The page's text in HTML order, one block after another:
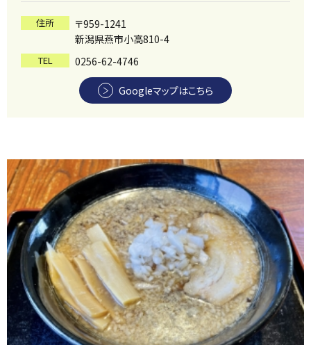
住所
〒959-1241
新潟県燕市小高810-4
TEL 0256-62-4746
Googleマップはこちら